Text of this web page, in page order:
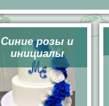
Синие розы и
инициалы